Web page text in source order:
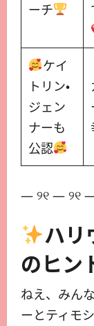
ーチ
ケイ
トリン・
ジェン
ナーも
公認
— ୨୧ — ୨୧
ハリ
のヒン
ねえ、みん
ーとティモ